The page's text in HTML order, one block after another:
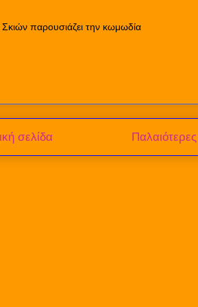
παρουσιάζει την κωμωδία
σελίδα